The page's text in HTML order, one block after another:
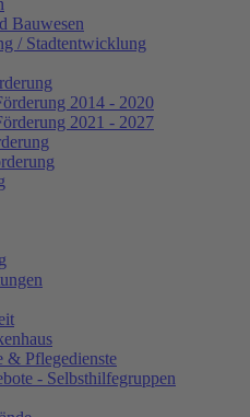
Bauwesen
/ Stadtentwicklung
2014 - 2020
2021 - 2027
& Pflegedienste
- Selbsthilfegruppen